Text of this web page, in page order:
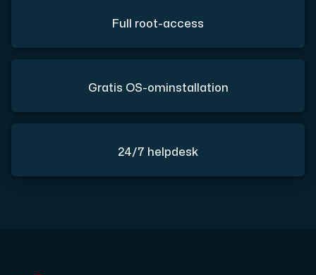
Full root-access
Gratis OS-ominstallation
24/7 helpdesk